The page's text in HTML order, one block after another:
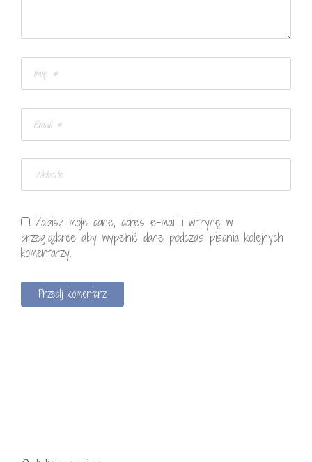
Zapisz moje dane, adres e-mail i witrynę w
przeglądarce aby wypełnić dane podczas pisania kolejnych
komentarzy.